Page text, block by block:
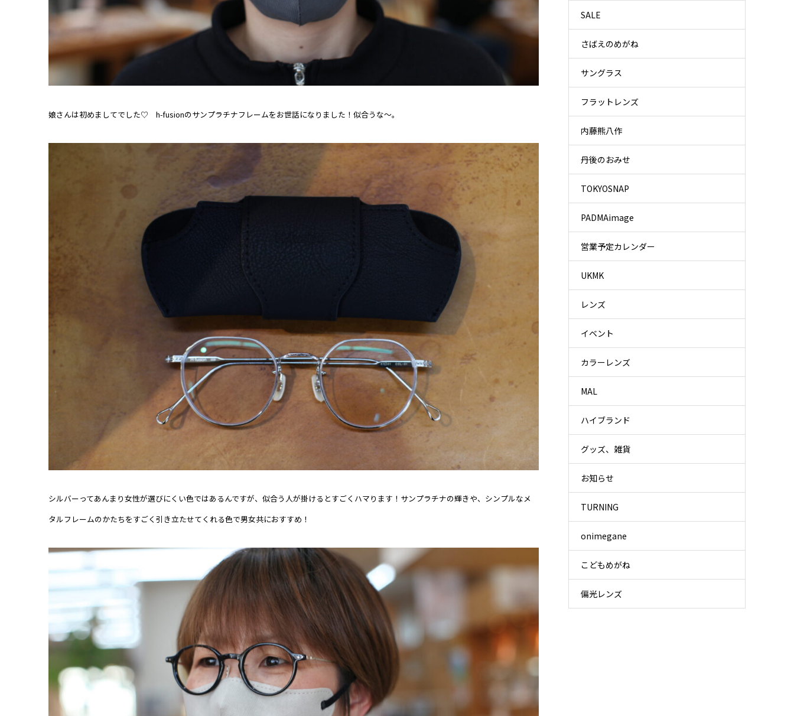
娘さんは初めましてでした♡ h-fusionのサンプラチナフレームをお世話になりました！似合うな～。
シルバーってあんまり女性が選びにくい色ではあるんですが、似合う人が掛けるとすごくハマります！サンプラチナの輝きや、シンプルなメ
タルフレームのかたちをすごく引き立たせてくれる色で男女共におすすめ！
SALE
さばえのめがね
サングラス
フラットレンズ
内藤熊八作
丹後のおみせ
TOKYOSNAP
PADMAimage
営業予定カレンダー
UKMK
レンズ
イベント
カラーレンズ
MAL
ハイブランド
グッズ、雑貨
お知らせ
TURNING
onimegane
こどもめがね
偏光レンズ